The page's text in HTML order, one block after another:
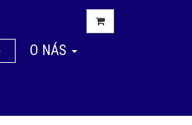
O NÁS